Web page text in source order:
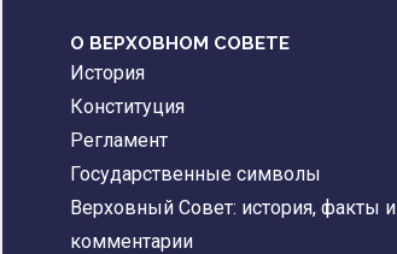
О ВЕРХОВНОМ СОВЕТЕ
История
Конституция
Регламент
Государственные символы
Верховный Совет: история, факты и
комментарии